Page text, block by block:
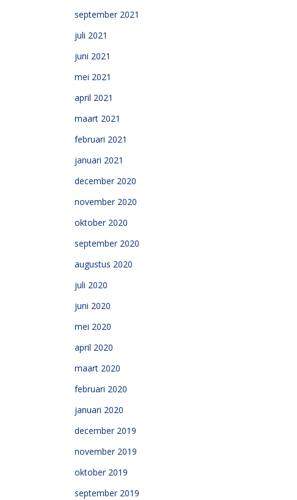
september 2021
juli 2021
juni 2021
mei 2021
april 2021
maart 2021
februari 2021
januari 2021
december 2020
november 2020
oktober 2020
september 2020
augustus 2020
juli 2020
juni 2020
mei 2020
april 2020
maart 2020
februari 2020
januari 2020
december 2019
november 2019
oktober 2019
september 2019